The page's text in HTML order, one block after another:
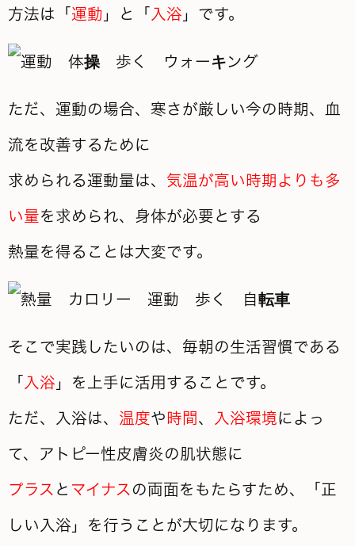
方法は「 運動 」と「 入浴 」です。
ただ、運動の場合、寒さが厳しい今の時期、血
流を改善するために
求められる運動量は、 気温が高い時期よりも多
い量を求められ、身体が必要とする
熱量を得ることは大変です。
そこで実践したいのは、毎朝の生活習慣である
「 入浴 」を上手に活用することです。
ただ、入浴は、 温度や 時間 、 入浴環境によっ
て、アトピー性皮膚炎の肌状態に
プラス と マイナス の両面をもたらすため、「正
しい入浴」を行うことが大切になります。